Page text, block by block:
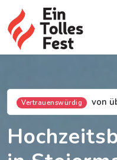
Vertrauenswürdig von